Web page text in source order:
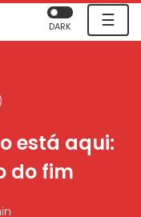
☰
DARK
está aqui:
do fim